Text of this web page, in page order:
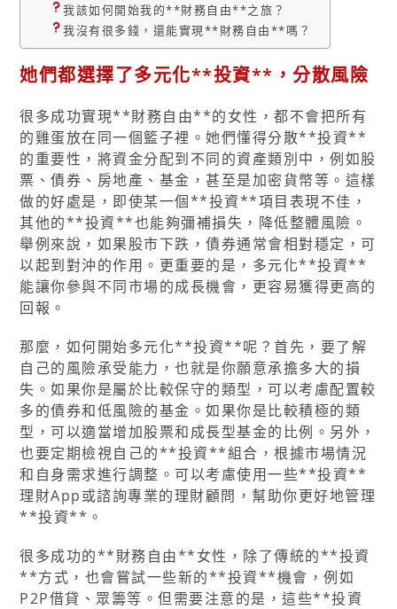
我該如何開始我的**財務自由**之旅？
我沒有很多錢，還能實現**財務自由**嗎？
她們都選擇了多元化**投資**，分散風險
很多成功實現**財務自由**的女性，都不會把所有
的雞蛋放在同一個籃子裡。她們懂得分散**投資**
的重要性，將資金分配到不同的資產類別中，例如股
票、債券、房地產、基金，甚至是加密貨幣等。這樣
做的好處是，即使某一個**投資**項目表現不佳，
其他的**投資**也能夠彌補損失，降低整體風險。
舉例來說，如果股市下跌，債券通常會相對穩定，可
以起到對沖的作用。更重要的是，多元化**投資**
能讓你參與不同市場的成長機會，更容易獲得更高的
回報。
那麼，如何開始多元化**投資**呢？首先，要了解
自己的風險承受能力，也就是你願意承擔多大的損
失。如果你是屬於比較保守的類型，可以考慮配置較
多的債券和低風險的基金。如果你是比較積極的類
型，可以適當增加股票和成長型基金的比例。另外，
也要定期檢視自己的**投資**組合，根據市場情況
和自身需求進行調整。可以考慮使用一些**投資**
理財App或諮詢專業的理財顧問，幫助你更好地管理
**投資**。
很多成功的**財務自由**女性，除了傳統的**投資
**方式，也會嘗試一些新的**投資**機會，例如
P2P借貸、眾籌等。但需要注意的是，這些**投資